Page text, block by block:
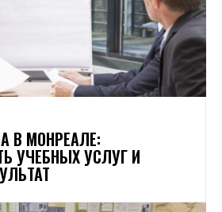
В МОНРЕАЛЕ:
УЧЕБНЫХ УСЛУГ И